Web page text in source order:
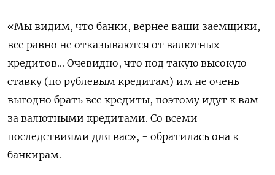
«Мы видим, что банки, вернее ваши заемщики,
все равно не отказываются от валютных
кредитов... Очевидно, что под такую высокую
ставку (по рублевым кредитам) им не очень
выгодно брать все кредиты, поэтому идут к вам
за валютными кредитами. Со всеми
последствиями для вас», - обратилась она к
банкирам.